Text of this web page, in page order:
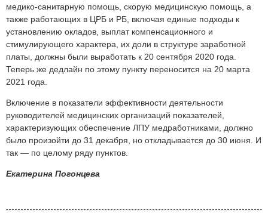
медико-санитарную помощь, скорую медицинскую помощь, а
также работающих в ЦРБ и РБ, включая единые подходы к
установлению окладов, выплат компенсационного и
стимулирующего характера, их доли в структуре заработной
платы, должны были выработать к 20 сентября 2020 года.
Теперь же дедлайн по этому пункту переносится на 20 марта
2021 года.
Включение в показатели эффективности деятельности
руководителей медицинских организаций показателей,
характеризующих обеспечение ЛПУ медработниками, должно
было произойти до 31 декабря, но откладывается до 30 июня. И
так — по целому ряду пунктов.
Екатерина Погонцева